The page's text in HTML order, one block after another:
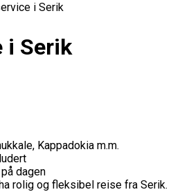
i Serik
i Serik
Kappadokia m.m.
dagen
rolig og fleksibel reise fra Serik.